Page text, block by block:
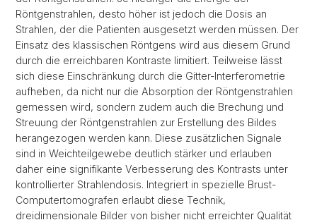
Röntgenstrahlen, desto höher ist jedoch die Dosis an
Strahlen, der die Patienten ausgesetzt werden müssen. Der
Einsatz des klassischen Röntgens wird aus diesem Grund
durch die erreichbaren Kontraste limitiert. Teilweise lässt
sich diese Einschränkung durch die Gitter-Interferometrie
aufheben, da nicht nur die Absorption der Röntgenstrahlen
gemessen wird, sondern zudem auch die Brechung und
Streuung der Röntgenstrahlen zur Erstellung des Bildes
herangezogen werden kann. Diese zusätzlichen Signale
sind in Weichteilgewebe deutlich stärker und erlauben
daher eine signifikante Verbesserung des Kontrasts unter
kontrollierter Strahlendosis. Integriert in spezielle Brust-
Computertomografen erlaubt diese Technik,
dreidimensionale Bilder von bisher nicht erreichter Qualität